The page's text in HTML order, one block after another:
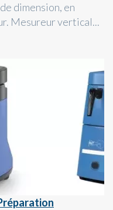
dimension, en
Mesureur vertical...